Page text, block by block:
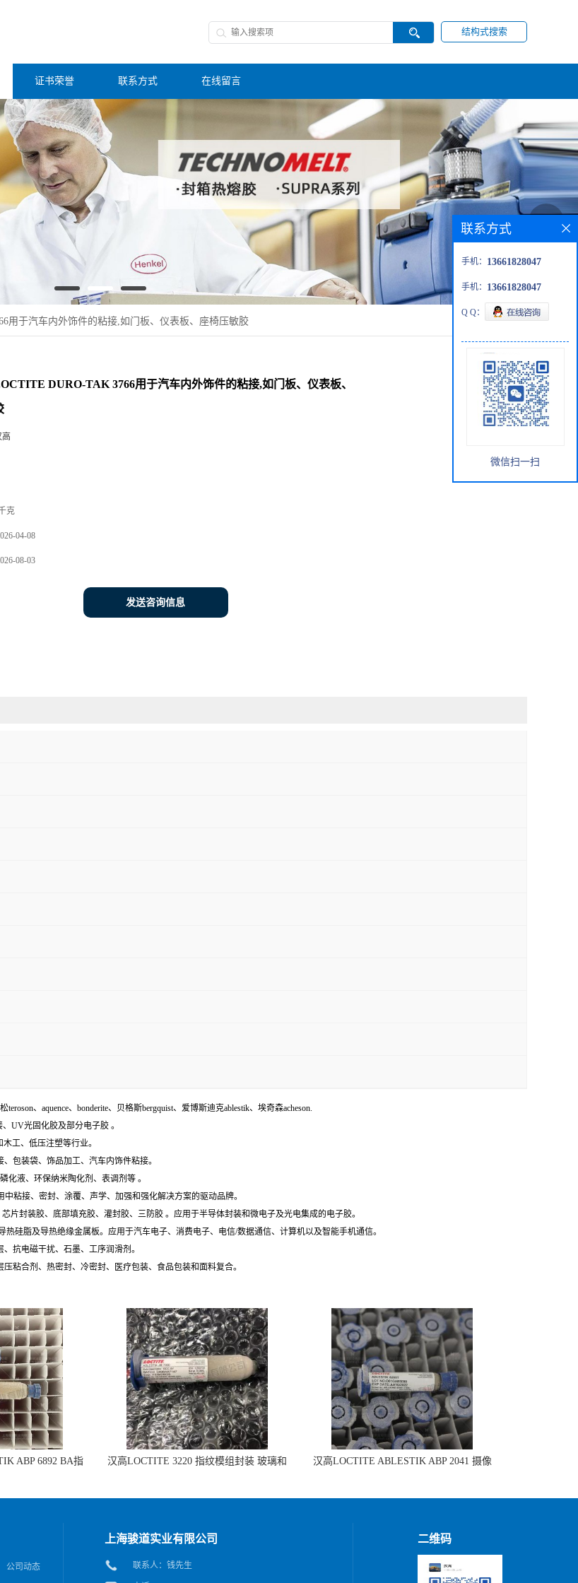
结构式搜索
证书荣誉 联系方式 在线留言
用于汽车内外饰件的粘接,如门板、仪表板、座椅压敏胶
DURO-TAK 3766用于汽车内外饰件的粘接,如门板、仪表板、
高
克
04-08
08-03
发送咨询信息
、aquence、bonderite、贝格斯bergquist、爱博斯迪克ablestik、埃奇森acheson.
UV光固化胶及部分电子胶 。
工、低压注塑等行业。
包装袋、饰品加工、汽车内饰件粘接。
化液、环保纳米陶化剂、表调剂等 。
粘接、密封、涂覆、声学、加强和强化解决方案的驱动品牌。
封装胶、底部填充胶、灌封胶、三防胶 。应用于半导体封装和微电子及光电集成的电子胶。
硅脂及导热绝缘金属板。应用于汽车电子、消费电子、电信/数据通信、计算机以及智能手机通信。
抗电磁干扰、石墨、工序润滑剂。
粘合剂、热密封、冷密封、医疗包装、食品包装和面料复合。
ABP 6892 BA指
汉高LOCTITE 3220 指纹模组封装 玻璃和
汉高LOCTITE ABLESTIK ABP 2041 摄像
联系方式
手机： 13661828047
手机： 13661828047
Q Q：
微信扫一扫
公司动态
上海骏道实业有限公司
联系人：钱先生
二维码